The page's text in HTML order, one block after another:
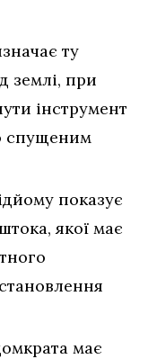
ту
землі, при
інструмент
спущеним
показує
якої має
має